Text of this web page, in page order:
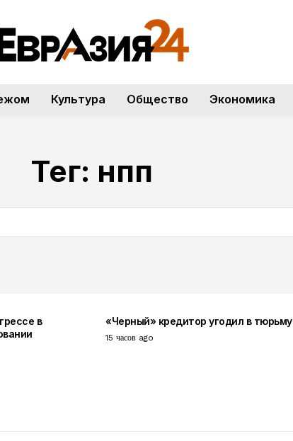
Культура Общество Экономика
Тег: нпп
в
«Черный» кредитор угодил в тюрьму
15 часов ago